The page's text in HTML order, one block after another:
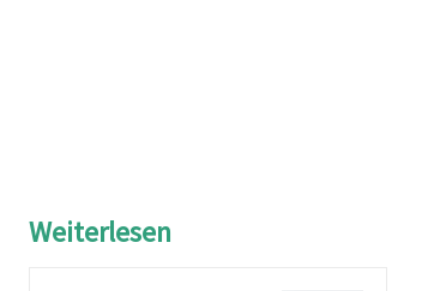
Weiterlesen